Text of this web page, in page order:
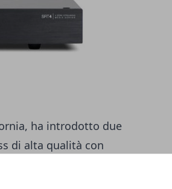
ha introdotto due
di alta qualità con